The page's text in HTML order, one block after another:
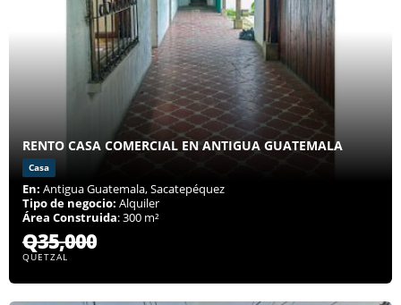
RENTO CASA COMERCIAL EN ANTIGUA GUATEMALA
Casa
En: Antigua Guatemala, Sacatepéquez
Tipo de negocio: Alquiler
Área Construida: 300 m²
Q35,000
QUETZAL